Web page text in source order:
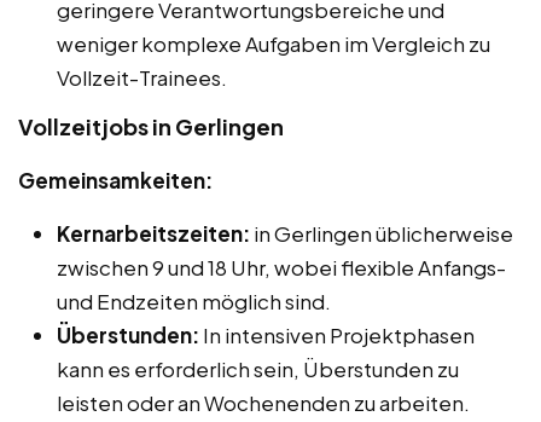
geringere Verantwortungsbereiche und
weniger komplexe Aufgaben im Vergleich zu
Vollzeit-Trainees.
Vollzeitjobs in Gerlingen
Gemeinsamkeiten:
Kernarbeitszeiten: in Gerlingen üblicherweise
zwischen 9 und 18 Uhr, wobei flexible Anfangs-
und Endzeiten möglich sind.
Überstunden: In intensiven Projektphasen
kann es erforderlich sein, Überstunden zu
leisten oder an Wochenenden zu arbeiten.